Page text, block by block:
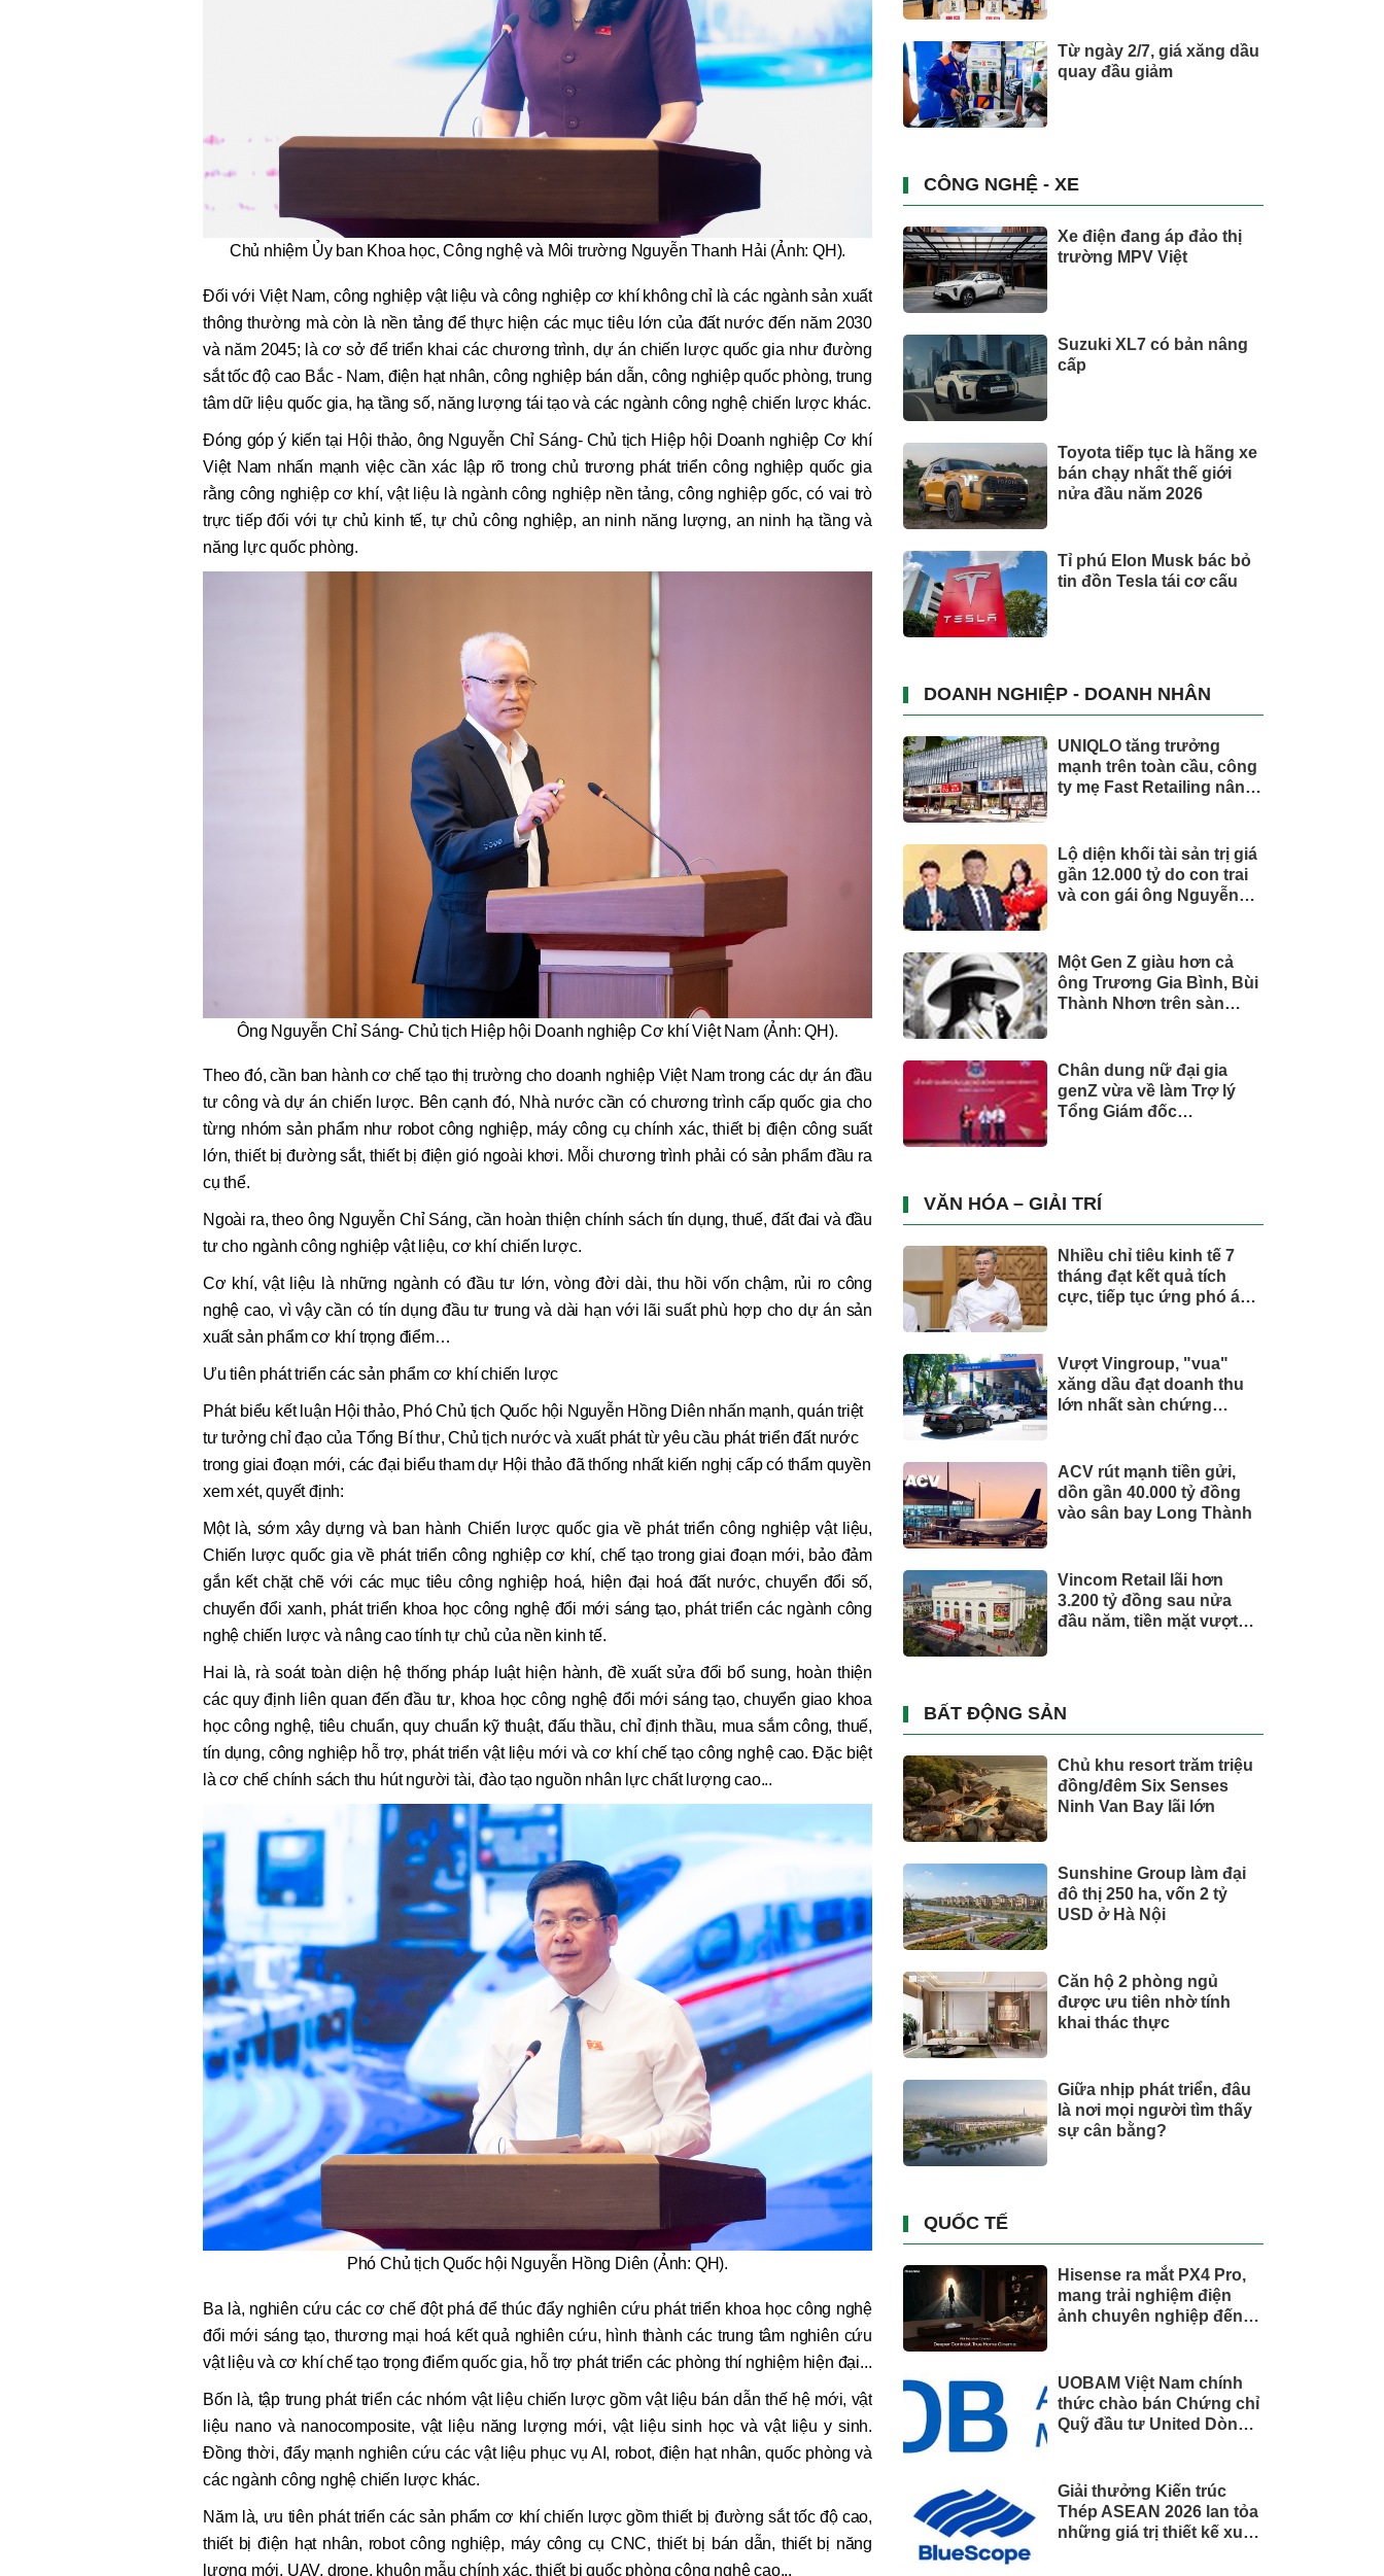
Chủ nhiệm Ủy ban Khoa học, Công nghệ và Môi trường Nguyễn Thanh Hải (Ảnh: QH).
Đối với Việt Nam, công nghiệp vật liệu và công nghiệp cơ khí không chỉ là các ngành sản xuất
thông thường mà còn là nền tảng để thực hiện các mục tiêu lớn của đất nước đến năm 2030
và năm 2045; là cơ sở để triển khai các chương trình, dự án chiến lược quốc gia như đường
sắt tốc độ cao Bắc - Nam, điện hạt nhân, công nghiệp bán dẫn, công nghiệp quốc phòng, trung
tâm dữ liệu quốc gia, hạ tầng số, năng lượng tái tạo và các ngành công nghệ chiến lược khác.
Đóng góp ý kiến tại Hội thảo, ông Nguyễn Chỉ Sáng- Chủ tịch Hiệp hội Doanh nghiệp Cơ khí
Việt Nam nhấn mạnh việc cần xác lập rõ trong chủ trương phát triển công nghiệp quốc gia
rằng công nghiệp cơ khí, vật liệu là ngành công nghiệp nền tảng, công nghiệp gốc, có vai trò
trực tiếp đối với tự chủ kinh tế, tự chủ công nghiệp, an ninh năng lượng, an ninh hạ tầng và
năng lực quốc phòng.
Ông Nguyễn Chỉ Sáng- Chủ tịch Hiệp hội Doanh nghiệp Cơ khí Việt Nam (Ảnh: QH).
Theo đó, cần ban hành cơ chế tạo thị trường cho doanh nghiệp Việt Nam trong các dự án đầu
tư công và dự án chiến lược. Bên cạnh đó, Nhà nước cần có chương trình cấp quốc gia cho
từng nhóm sản phẩm như robot công nghiệp, máy công cụ chính xác, thiết bị điện công suất
lớn, thiết bị đường sắt, thiết bị điện gió ngoài khơi. Mỗi chương trình phải có sản phẩm đầu ra
cụ thể.
Ngoài ra, theo ông Nguyễn Chỉ Sáng, cần hoàn thiện chính sách tín dụng, thuế, đất đai và đầu
tư cho ngành công nghiệp vật liệu, cơ khí chiến lược.
Cơ khí, vật liệu là những ngành có đầu tư lớn, vòng đời dài, thu hồi vốn chậm, rủi ro công
nghệ cao, vì vậy cần có tín dụng đầu tư trung và dài hạn với lãi suất phù hợp cho dự án sản
xuất sản phẩm cơ khí trọng điểm…
Ưu tiên phát triển các sản phẩm cơ khí chiến lược
Phát biểu kết luận Hội thảo, Phó Chủ tịch Quốc hội Nguyễn Hồng Diên nhấn mạnh, quán triệt
tư tưởng chỉ đạo của Tổng Bí thư, Chủ tịch nước và xuất phát từ yêu cầu phát triển đất nước
trong giai đoạn mới, các đại biểu tham dự Hội thảo đã thống nhất kiến nghị cấp có thẩm quyền
xem xét, quyết định:
Một là, sớm xây dựng và ban hành Chiến lược quốc gia về phát triển công nghiệp vật liệu,
Chiến lược quốc gia về phát triển công nghiệp cơ khí, chế tạo trong giai đoạn mới, bảo đảm
gắn kết chặt chẽ với các mục tiêu công nghiệp hoá, hiện đại hoá đất nước, chuyển đổi số,
chuyển đổi xanh, phát triển khoa học công nghệ đổi mới sáng tạo, phát triển các ngành công
nghệ chiến lược và nâng cao tính tự chủ của nền kinh tế.
Hai là, rà soát toàn diện hệ thống pháp luật hiện hành, đề xuất sửa đổi bổ sung, hoàn thiện
các quy định liên quan đến đầu tư, khoa học công nghệ đổi mới sáng tạo, chuyển giao khoa
học công nghệ, tiêu chuẩn, quy chuẩn kỹ thuật, đấu thầu, chỉ định thầu, mua sắm công, thuế,
tín dụng, công nghiệp hỗ trợ, phát triển vật liệu mới và cơ khí chế tạo công nghệ cao. Đặc biệt
là cơ chế chính sách thu hút người tài, đào tạo nguồn nhân lực chất lượng cao...
Phó Chủ tịch Quốc hội Nguyễn Hồng Diên (Ảnh: QH).
Ba là, nghiên cứu các cơ chế đột phá để thúc đẩy nghiên cứu phát triển khoa học công nghệ
đổi mới sáng tạo, thương mại hoá kết quả nghiên cứu, hình thành các trung tâm nghiên cứu
vật liệu và cơ khí chế tạo trọng điểm quốc gia, hỗ trợ phát triển các phòng thí nghiệm hiện đại...
Bốn là, tập trung phát triển các nhóm vật liệu chiến lược gồm vật liệu bán dẫn thế hệ mới, vật
liệu nano và nanocomposite, vật liệu năng lượng mới, vật liệu sinh học và vật liệu y sinh.
Đồng thời, đẩy mạnh nghiên cứu các vật liệu phục vụ AI, robot, điện hạt nhân, quốc phòng và
các ngành công nghệ chiến lược khác.
Năm là, ưu tiên phát triển các sản phẩm cơ khí chiến lược gồm thiết bị đường sắt tốc độ cao,
thiết bị điện hạt nhân, robot công nghiệp, máy công cụ CNC, thiết bị bán dẫn, thiết bị năng
lượng mới, UAV, drone, khuôn mẫu chính xác, thiết bị quốc phòng công nghệ cao...
Từ ngày 2/7, giá xăng dầu
quay đầu giảm
CÔNG NGHỆ - XE
Xe điện đang áp đảo thị
trường MPV Việt
Suzuki XL7 có bản nâng
cấp
Toyota tiếp tục là hãng xe
bán chạy nhất thế giới
nửa đầu năm 2026
Tỉ phú Elon Musk bác bỏ
tin đồn Tesla tái cơ cấu
DOANH NGHIỆP - DOANH NHÂN
UNIQLO tăng trưởng
mạnh trên toàn cầu, công
ty mẹ Fast Retailing nâng
Lộ diện khối tài sản trị giá
gần 12.000 tỷ do con trai
và con gái ông Nguyễn
Một Gen Z giàu hơn cả
ông Trương Gia Bình, Bùi
Thành Nhơn trên sàn
Chân dung nữ đại gia
genZ vừa về làm Trợ lý
Tổng Giám đốc
trụ, nắm giữ khối tài sản
hàng nghìn tỷ
VĂN HÓA – GIẢI TRÍ
Nhiều chỉ tiêu kinh tế 7
tháng đạt kết quả tích
cực, tiếp tục ứng phó áp
Vượt Vingroup, "vua"
xăng dầu đạt doanh thu
lớn nhất sàn chứng
ACV rút mạnh tiền gửi,
dồn gần 40.000 tỷ đồng
vào sân bay Long Thành
Vincom Retail lãi hơn
3.200 tỷ đồng sau nửa
đầu năm, tiền mặt vượt
BẤT ĐỘNG SẢN
Chủ khu resort trăm triệu
đồng/đêm Six Senses
Ninh Van Bay lãi lớn
Sunshine Group làm đại
đô thị 250 ha, vốn 2 tỷ
USD ở Hà Nội
Căn hộ 2 phòng ngủ
được ưu tiên nhờ tính
khai thác thực
Giữa nhịp phát triển, đâu
là nơi mọi người tìm thấy
sự cân bằng?
QUỐC TẾ
Hisense ra mắt PX4 Pro,
mang trải nghiệm điện
ảnh chuyên nghiệp đến
UOBAM Việt Nam chính
thức chào bán Chứng chỉ
Quỹ đầu tư United Dòng
Giải thưởng Kiến trúc
Thép ASEAN 2026 lan tỏa
những giá trị thiết kế xuất